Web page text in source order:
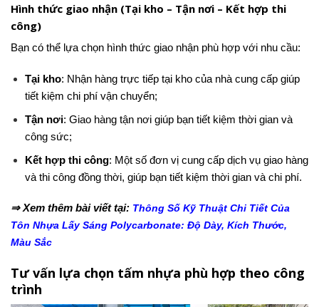
Hình thức giao nhận (Tại kho – Tận nơi – Kết hợp thi
công)
Bạn có thể lựa chọn hình thức giao nhận phù hợp với nhu cầu:
Tại kho: Nhận hàng trực tiếp tại kho của nhà cung cấp giúp
tiết kiệm chi phí vận chuyển;
Tận nơi: Giao hàng tận nơi giúp bạn tiết kiệm thời gian và
công sức;
Kết hợp thi công: Một số đơn vị cung cấp dịch vụ giao hàng
và thi công đồng thời, giúp bạn tiết kiệm thời gian và chi phí.
⇒ Xem thêm bài viết tại: Thông Số Kỹ Thuật Chi Tiết Của
Tôn Nhựa Lấy Sáng Polycarbonate: Độ Dày, Kích Thước,
Màu Sắc
Tư vấn lựa chọn tấm nhựa phù hợp theo công
trình